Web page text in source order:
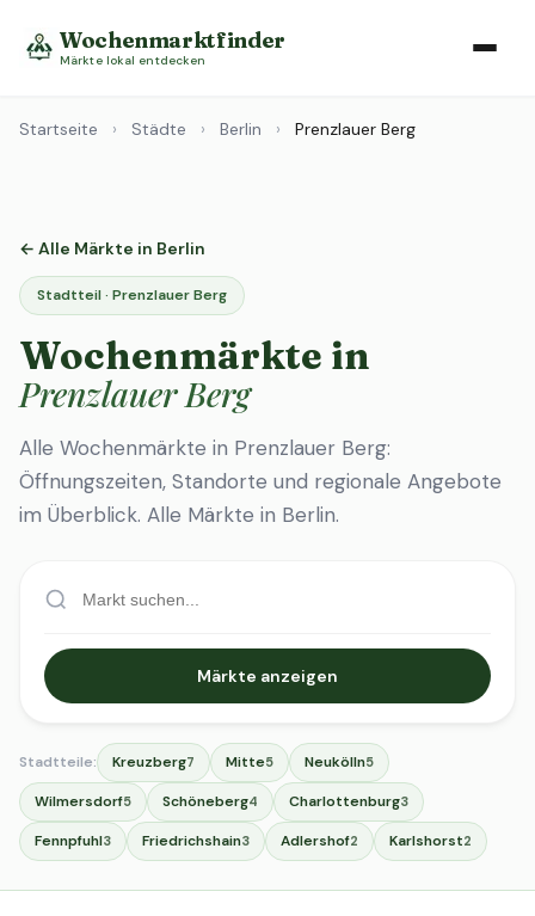
Wochenmarktfinder
Märkte lokal entdecken
Startseite › Städte › Berlin › Prenzlauer Berg
← Alle Märkte in Berlin
Stadtteil · Prenzlauer Berg
Wochenmärkte in
Prenzlauer Berg
Alle Wochenmärkte in Prenzlauer Berg:
Öffnungszeiten, Standorte und regionale Angebote
im Überblick. Alle Märkte in Berlin.
Märkte anzeigen
Stadtteile: Kreuzberg7 Mitte5 Neukölln5
Wilmersdorf5 Schöneberg4 Charlottenburg3
Fennpfuhl3 Friedrichshain3 Adlershof2 Karlshorst2